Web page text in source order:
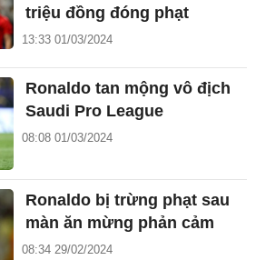
triệu đồng đóng phạt
13:33 01/03/2024
Ronaldo tan mộng vô địch
Saudi Pro League
08:08 01/03/2024
Ronaldo bị trừng phạt sau
màn ăn mừng phản cảm
08:34 29/02/2024